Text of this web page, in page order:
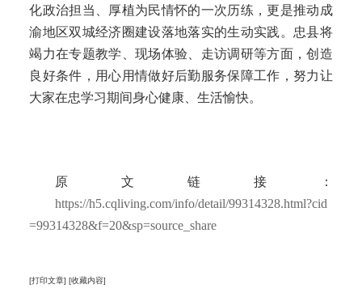
化政治担当、厚植为民情怀的一次历练，更是推动成
渝地区双城经济圈建设落地落实的生动实践。忠县将
竭力在专题教学、现场体验、走访调研等方面，创造
良好条件，用心用情做好后勤服务保障工作，努力让
大家在忠学习期间身心健康、生活愉快。
原文链接：
https://h5.cqliving.com/info/detail/99314328.html?cid
=99314328&f=20&sp=source_share
[打印文章] [收藏内容]